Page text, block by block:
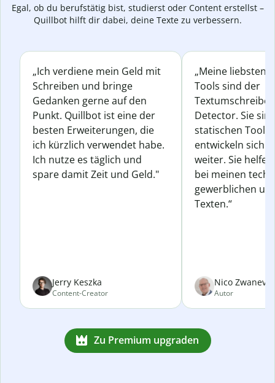
Egal, ob du berufstätig bist, studierst oder Content erstellst –
Quillbot hilft dir dabei, deine Texte zu verbessern.
„Ich verdiene mein Geld mit
Schreiben und bringe
Gedanken gerne auf den
Punkt. Quillbot ist eine der
besten Erweiterungen, die
ich kürzlich verwendet habe.
Ich nutze es täglich und
spare damit Zeit und Geld."
Jerry Keszka
Content-Creator
„Meine liebsten
Tools sind der
Detector. Sie
statischen
entwickeln sich
weiter. Sie
bei meinen
gewerblichen
Texten.“
Nico
Autor
Zu Premium upgraden